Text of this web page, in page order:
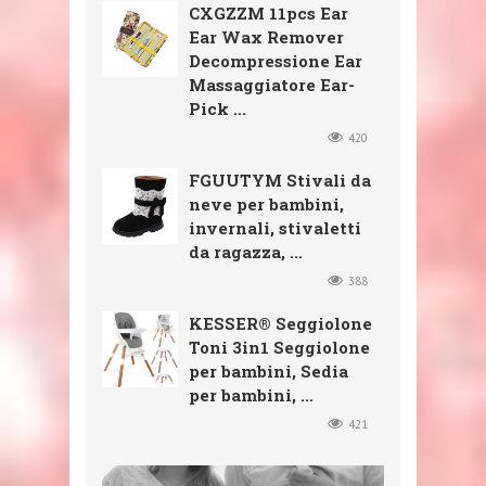
CXGZZM 11pcs Ear
Ear Wax Remover
Decompressione Ear
Massaggiatore Ear-
Pick ...
420
FGUUTYM Stivali da
neve per bambini,
invernali, stivaletti
da ragazza, ...
388
KESSER® Seggiolone
Toni 3in1 Seggiolone
per bambini, Sedia
per bambini, ...
421